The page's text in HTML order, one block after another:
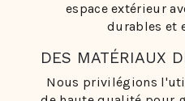
espace extérieur
durables et
DES MATÉRIAUX
Nous privilégions